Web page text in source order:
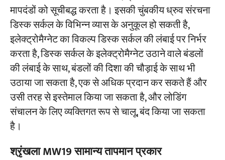
मापदंडों को सूचीबद्ध करता है। इसकी चुंबकीय ध्रुव संरचना
डिस्क सर्कल के विभिन्न व्यास के अनुकूल हो सकती है,
इलेक्ट्रोमैग्नेट का विकल्प डिस्क सर्कल की लंबाई पर निर्भर
करता है, डिस्क सर्कल के इलेक्ट्रोमैग्नेट उठाने वाले बंडलों
की लंबाई के साथ, बंडलों की दिशा की चौड़ाई के साथ भी
उठाया जा सकता है, एक से अधिक प्रदान कर सकते हैं और
उसी तरह से इस्तेमाल किया जा सकता है, और लोडिंग
संचालन के लिए व्यक्तिगत रूप से चालू, बंद किया जा सकता
है।
श्रृंखला MW19 सामान्य तापमान प्रकार